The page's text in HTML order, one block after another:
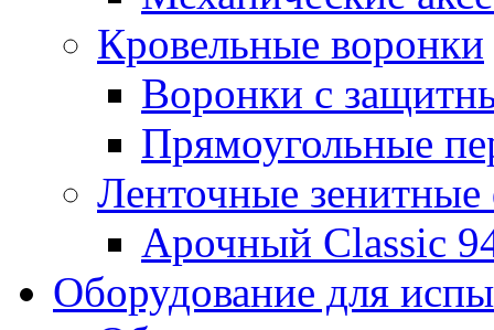
Кровельные воронки
Воронки с
Прямоугольные
Ленточные
Арочный Classic
Оборудование для